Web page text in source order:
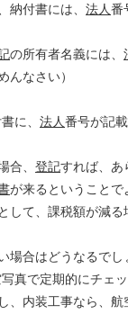
書には、 法人番
の所有者名義には、
さい）
、 法人番号が記
合、 登記すれば、あ
が来るということで
、課税額が減る場
場合はどうなるでし
定期的にチェッ
工事なら、航空